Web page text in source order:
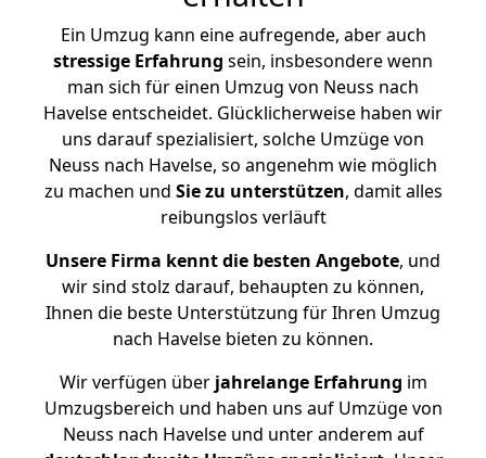
Ein Umzug kann eine aufregende, aber auch
stressige Erfahrung sein, insbesondere wenn
man sich für einen Umzug von Neuss nach
Havelse entscheidet. Glücklicherweise haben wir
uns darauf spezialisiert, solche Umzüge von
Neuss nach Havelse, so angenehm wie möglich
zu machen und Sie zu unterstützen, damit alles
reibungslos verläuft
Unsere Firma kennt die besten Angebote, und
wir sind stolz darauf, behaupten zu können,
Ihnen die beste Unterstützung für Ihren Umzug
nach Havelse bieten zu können.
Wir verfügen überjahrelange Erfahrung im
Umzugsbereich und haben uns auf Umzüge von
Neuss nach Havelse und unter anderem auf